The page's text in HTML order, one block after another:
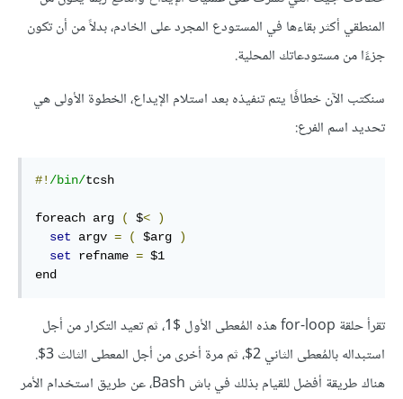
المنطقي أكثر بقاءها في المستودع المجرد على الخادم، بدلاً من أن تكون
جزءًا من مستودعاتك المحلية.
سنكتب الآن خطافًا يتم تنفيذه بعد استلام الإيداع، الخطوة الأولى هي
تحديد اسم الفرع:
#! /bin/tcsh
foreach arg ( $<
)
set argv = ( $arg
)
set refname = $1
end
تقرأ حلقة for-loop هذه المُعطى الأول $1، ثم تعيد التكرار من أجل
استبداله بالمُعطى الثاني ‎$2، ثم مرة أخرى من أجل المعطى الثالث ‎$3.
هناك طريقة أفضل للقيام بذلك في باش Bash، عن طريق استخدام الأمر